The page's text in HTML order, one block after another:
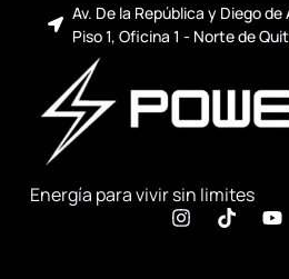
Energía para vivir sin limites
Av. De la República y Diego
Piso 1, Oficina 1 - Norte de